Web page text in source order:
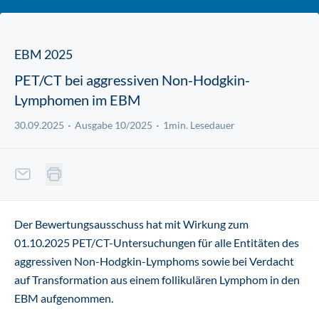
EBM 2025
PET/CT bei aggressiven Non-Hodgkin-
Lymphomen im EBM
30.09.2025 Ausgabe 10/2025 1min. Lesedauer
Der Bewertungsausschuss hat mit Wirkung zum
01.10.2025 PET/CT-Untersuchungen für alle Entitäten des
aggressiven Non-Hodgkin-Lymphoms sowie bei Verdacht
auf Transformation aus einem follikulären Lymphom in den
EBM aufgenommen.